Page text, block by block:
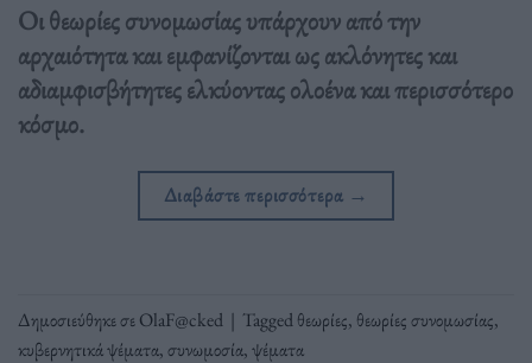
Οι θεωρίες συνομωσίας υπάρχουν από την
αρχαιότητα και εμφανίζονται ως ακλόνητες και
αδιαμφισβήτητες ελκύοντας ολοένα και περισσότερο
κόσμο.
Διαβάστε περισσότερα →
Δημοσιεύθηκε σεOlaF@cked | Taggedθεωρίες, θεωρίες συνομωσίας,
κυβερνητικά ψέματα,συνωμοσία,ψέματα